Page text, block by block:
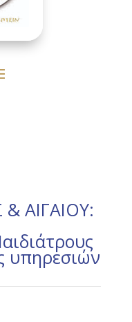
ΑΙΓΑΙΟΥ:
υπηρεσιών